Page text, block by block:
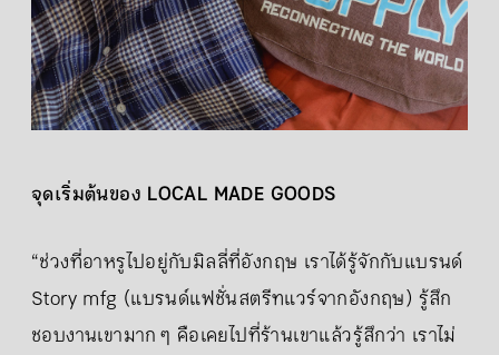
จุดเริ่มต้นของ LOCAL MADE GOODS
“ช่วงที่อาหรูไปอยู่กับมิลลี่ที่อังกฤษ เราได้รู้จักกับแบรนด์
Story mfg (แบรนด์แฟชั่นสตรีทแวร์จากอังกฤษ) รู้สึก
ชอบงานเขามาก ๆ คือเคยไปที่ร้านเขาแล้วรู้สึกว่า เราไม่